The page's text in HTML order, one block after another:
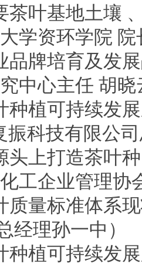
茶叶基地土壤
大学资环学院
品牌培育及发
中心主任 胡晓
种植可持续发
振科技有限公
头上打造茶叶
工企业管理协
质量标准体系
理孙一中）
种植可持续发